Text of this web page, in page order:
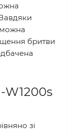
бритви
W1200s
зі